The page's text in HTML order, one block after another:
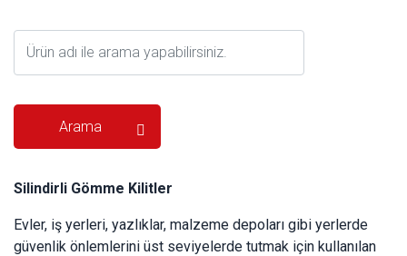
Silindirli Gömme Kilitler
Evler, iş yerleri, yazlıklar, malzeme depoları gibi yerlerde
güvenlik önlemlerini üst seviyelerde tutmak için kullanılan